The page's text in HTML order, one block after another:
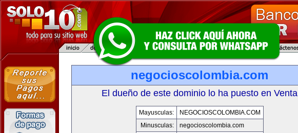
negocioscolombia.com
El dueño de este dominio lo ha puesto en Venta
Mayusculas:
NEGOCIOSCOLOMBIA.COM
Minusculas:
negocioscolombia.com